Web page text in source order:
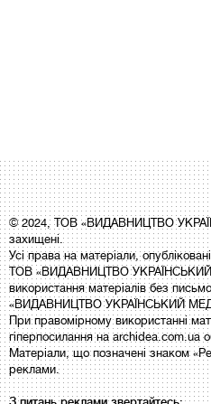
© 2024, ТОВ «ВИДАВНИЦТВО
захищені.
Усі права на матеріали,
ТОВ «ВИДАВНИЦТВО УКРАЇНСЬКИЙ
використання матеріалів без
«ВИДАВНИЦТВО УКРАЇНСЬКИЙ
При правомірному використанні
гіперпосилання на archidea.com.ua
Матеріали, що позначені знаком
реклами.